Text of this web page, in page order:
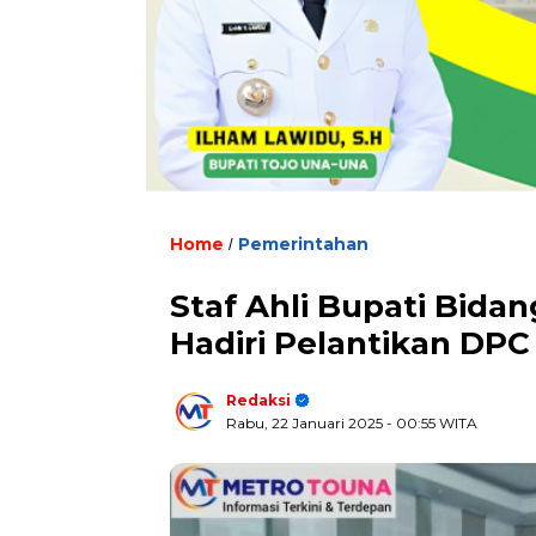
Home / Pemerintahan
Staf Ahli Bupati
Hadiri Pelantikan
Redaksi
Rabu, 22 Januari 2025 - 00:55 WITA